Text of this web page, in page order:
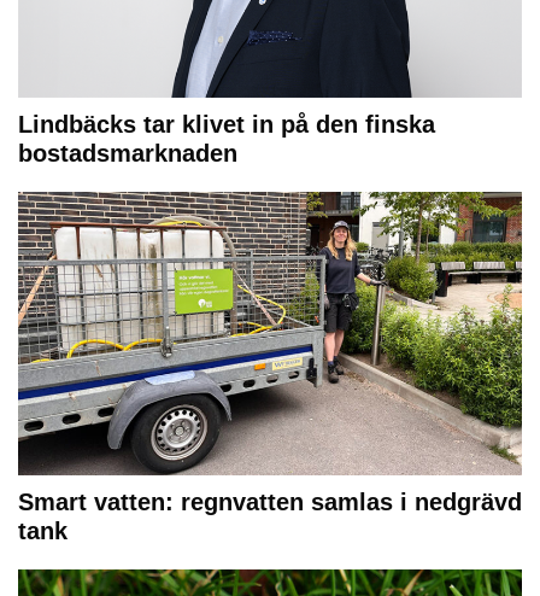
Lindbäcks tar klivet in på den finska
bostadsmarknaden
Smart vatten: regnvatten samlas i nedgrävd
tank